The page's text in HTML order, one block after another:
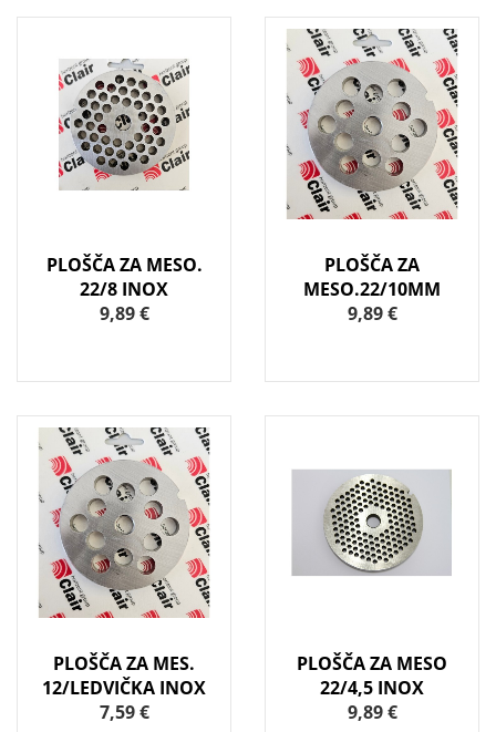
PLOŠČA ZA MESO.
22/8 INOX
9,89 €
PLOŠČA ZA
MESO.22/10MM
9,89 €
PLOŠČA ZA MES.
12/LEDVIČKA INOX
7,59 €
PLOŠČA ZA MESO
22/4,5 INOX
9,89 €